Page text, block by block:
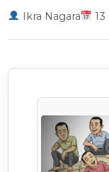
Ikra Nagara